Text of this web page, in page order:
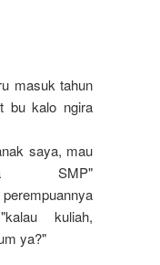
masuk tahun
bu kalo ngira
saya, mau
SMP"
kuliah,
ya?"